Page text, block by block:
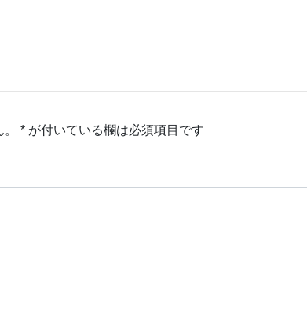
* が付いている欄は必須項目です